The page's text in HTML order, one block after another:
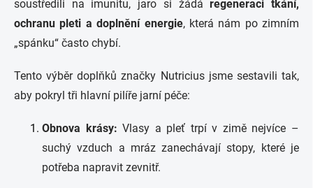
soustředili na imunitu, jaro si žádáregeneraci tkání,
ochranu pleti a doplnění energie, která nám po zimním
„spánku“ často chybí.
Tento výběr doplňků značky Nutricius jsme sestavili tak,
aby pokryl tři hlavní pilíře jarní péče:
Obnova krásy: Vlasy a pleť trpí v zimě nejvíce –
suchý vzduch a mráz zanechávají stopy, které je
potřeba napravit zevnitř.